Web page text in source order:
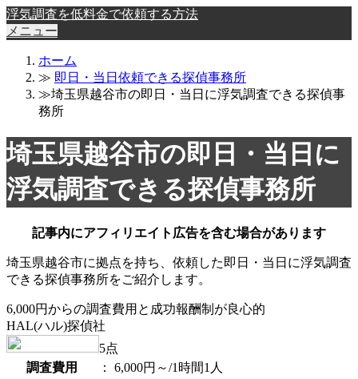
浮気調査を低料金で依頼する方法
メニュー
ホーム
≫ 即日・当日依頼できる探偵事務所
≫埼玉県越谷市の即日・当日に浮気調査できる探偵事
務所
埼玉県越谷市の即日・当日に
浮気調査できる探偵事務所
記事内にアフィリエイト広告を含む場合があります
埼玉県越谷市に拠点を持ち、依頼した即日・当日に浮気調査
できる探偵事務所をご紹介します。
6,000円からの調査費用と成功報酬制が良心的
HAL(ハル)探偵社
5点
調査費用
：
6,000円～/1時間1人